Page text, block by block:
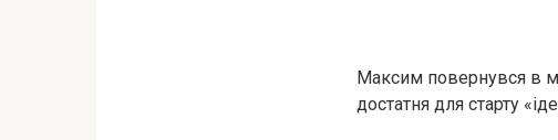
Максим повернувся в
достатня для старту